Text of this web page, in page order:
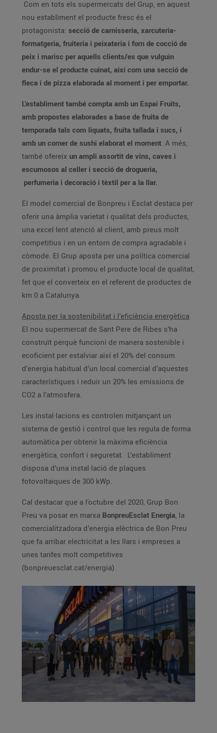
Com en tots els supermercats del Grup, en aquest
nou establiment el producte fresc és el
protagonista: secció de carnisseria, xarcuteria-
formatgeria, fruiteria i peixateria i forn de cocció de
peix i marisc per aquells clients/es que vulguin
endur-se el producte cuinat, així com una secció de
fleca i de pizza elaborada al moment i per emportar.
L’establiment també compta amb un Espai Fruits,
amb propostes elaborades a base de fruita de
temporada tals com liquats, fruita tallada i sucs, i
amb un corner de sushi elaborat el moment. A més,
també ofereix un ampli assortit de vins, caves i
escumosos al celler i secció de drogueria,
perfumeria i decoració i tèxtil per a la llar.
El model comercial de Bonpreu i Esclat destaca per
oferir una àmplia varietat i qualitat dels productes,
una excel·lent atenció al client, amb preus molt
competitius i en un entorn de compra agradable i
còmode. El Grup aposta per una política comercial
de proximitat i promou el producte local de qualitat,
fet que el converteix en el referent de productes de
km 0 a Catalunya.
Aposta per la sostenibilitat i l’eficiència energètica
El nou supermercat de Sant Pere de Ribes s’ha
construït perquè funcioni de manera sostenible i
ecoficient per estalviar així el 20% del consum
d’energia habitual d’un local comercial d’aquestes
característiques i reduir un 20% les emissions de
CO2 a l’atmosfera.
Les instal·lacions es controlen mitjançant un
sistema de gestió i control que les regula de forma
automàtica per obtenir la màxima eficiència
energètica, confort i seguretat. L’establiment
disposa d’una instal·lació de plaques
fotovoltaiques de 300 kWp.
Cal destacar que a l’octubre del 2020, Grup Bon
Preu va posar en marxa BonpreuEsclat Energia, la
comercialitzadora d’energia elèctrica de Bon Preu
que fa arribar electricitat a les llars i empreses a
unes tarifes molt competitives
(bonpreuesclat.cat/energia).